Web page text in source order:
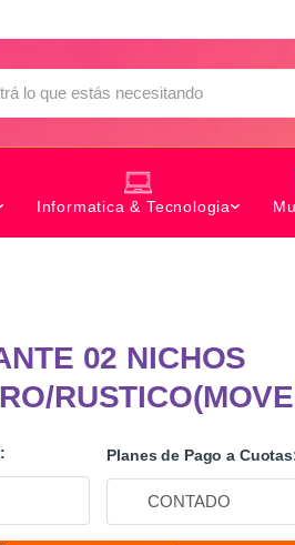
Informatica & Tecnologia
02 NICHOS
Planes de Pago a